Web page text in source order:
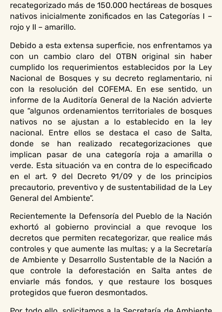
recategorizado más de 150.000 hectáreas de bosques
nativos inicialmente zonificados en las Categorías I –
rojo y II – amarillo.
Debido a esta extensa superficie, nos enfrentamos ya
con un cambio claro del OTBN original sin haber
cumplido los requerimientos establecidos por la Ley
Nacional de Bosques y su decreto reglamentario, ni
con la resolución del COFEMA. En ese sentido, un
informe de la Auditoría General de la Nación advierte
que “algunos ordenamientos territoriales de bosques
nativos no se ajustan a lo establecido en la ley
nacional. Entre ellos se destaca el caso de Salta,
donde se han realizado recategorizaciones que
implican pasar de una categoría roja a amarilla o
verde. Esta situación va en contra de lo especificado
en el art. 9 del Decreto 91/09 y de los principios
precautorio, preventivo y de sustentabilidad de la Ley
General del Ambiente”.
Recientemente la Defensoría del Pueblo de la Nación
exhortó al gobierno provincial a que revoque los
decretos que permiten recategorizar, que realice más
controles y que aumente las multas; y a la Secretaría
de Ambiente y Desarrollo Sustentable de la Nación a
que controle la deforestación en Salta antes de
enviarle más fondos, y que restaure los bosques
protegidos que fueron desmontados.